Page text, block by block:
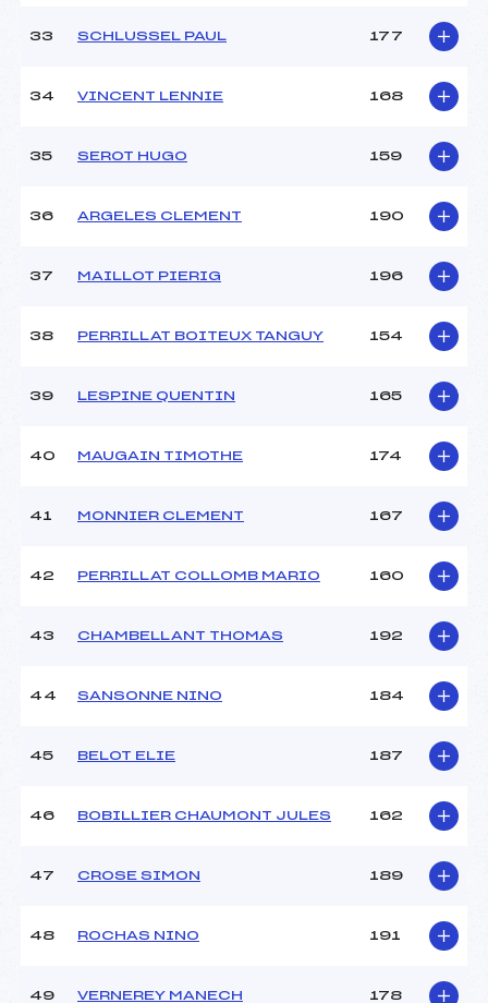
33 SCHLUSSEL PAUL 177
34 VINCENT LENNIE 168
35 SEROT HUGO 159
36 ARGELES CLEMENT 190
37 MAILLOT PIERIG 196
38 PERRILLAT BOITEUX TANGUY 154
39 LESPINE QUENTIN 165
40 MAUGAIN TIMOTHE 174
41 MONNIER CLEMENT 167
42 PERRILLAT COLLOMB MARIO 160
43 CHAMBELLANT THOMAS 192
44 SANSONNE NINO 184
45 BELOT ELIE 187
46 BOBILLIER CHAUMONT JULES 162
47 CROSE SIMON 189
48 ROCHAS NINO 191
49 VERNEREY MANECH 178